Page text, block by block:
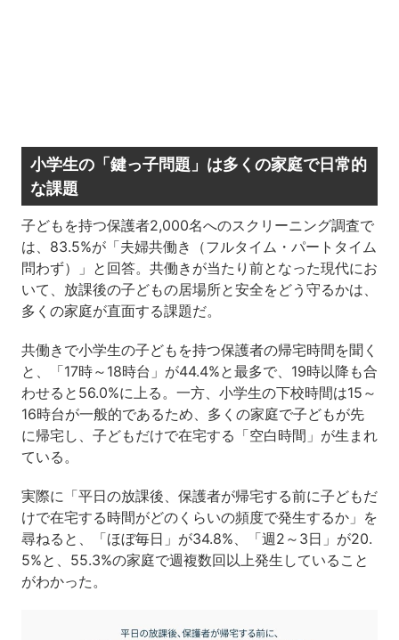
小学生の「鍵っ子問題」は多くの家庭で日常的
な課題
子どもを持つ保護者2,000名へのスクリーニング調査で
は、83.5%が「夫婦共働き（フルタイム・パートタイム
問わず）」と回答。共働きが当たり前となった現代にお
いて、放課後の子どもの居場所と安全をどう守るかは、
多くの家庭が直面する課題だ。
共働きで小学生の子どもを持つ保護者の帰宅時間を聞く
と、「17時～18時台」が44.4%と最多で、19時以降も合
わせると56.0%に上る。一方、小学生の下校時間は15～
16時台が一般的であるため、多くの家庭で子どもが先
に帰宅し、子どもだけで在宅する「空白時間」が生まれ
ている。
実際に「平日の放課後、保護者が帰宅する前に子どもだ
けで在宅する時間がどのくらいの頻度で発生するか」を
尋ねると、「ほぼ毎日」が34.8%、「週2～3日」が20.
5%と、55.3%の家庭で週複数回以上発生していること
がわかった。